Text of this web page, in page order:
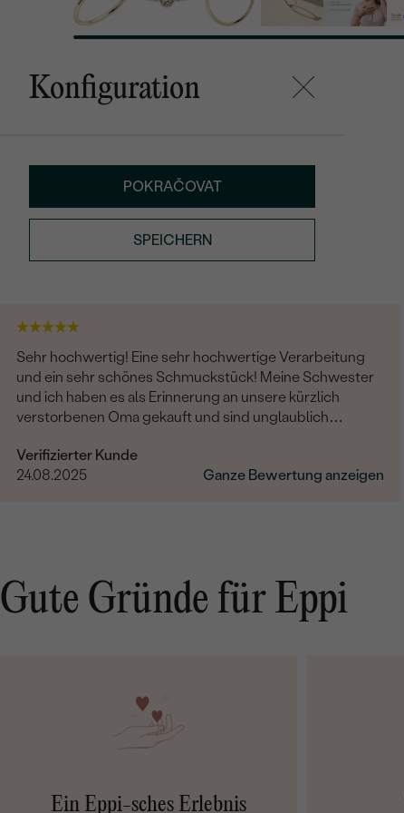
Konfiguration
POKRAČOVAT
SPEICHERN
Sehr hochwertig! Eine sehr hochwertige Verarbeitung
und ein sehr schönes Schmuckstück! Meine Schwester
und ich haben es als Erinnerung an unsere kürzlich
verstorbenen Oma gekauft und sind unglaublich
Eine absolute Empfehlung!
Verifizierter Kunde
24.08.2025
Ganze Bewertung anzeigen
Gute Gründe für Eppi
Ein Eppi-sches Erlebnis